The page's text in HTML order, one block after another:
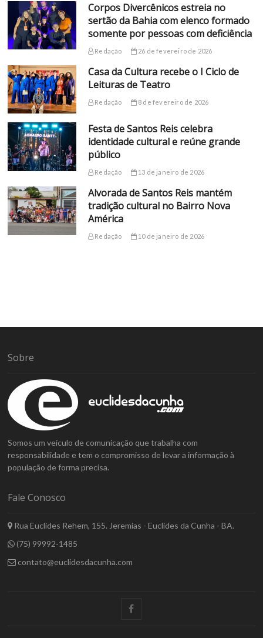
Corpos Divercênicos estreia no
sertão da Bahia com elenco formado
somente por pessoas com deficiência
Redação 26 de fevereiro de 2026
Casa da Cultura recebe o I Ciclo de
Leituras de Teatro
Redação 8 de fevereiro de 2026
Festa de Santos Reis celebra
identidade cultural e reúne grande
público
Redação 13 de janeiro de 2026
Alvorada de Santos Reis mantém
tradição cultural no Bairro Nova
América
Redação 10 de janeiro de 2026
Sobre
Somos um veículo de comunicação que trabalha com
responsabilidade e tem o compromisso de levar a informação à
população de forma precisa.
Fale Conosco
Rua Euclides Rehem, 155. Jeremias - Euclides da Cunha - BA.
(75) 99992-1485
contato@euclidesdacunha.com
facebook